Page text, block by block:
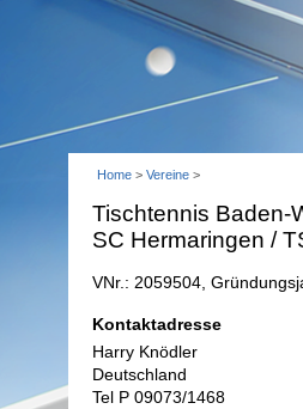
Home > Vereine >
Tischtennis Baden-
SC Hermaringen /
VNr.: 2059504,
Kontaktadresse
Harry Knödler
Deutschland
Tel P 09073/1468